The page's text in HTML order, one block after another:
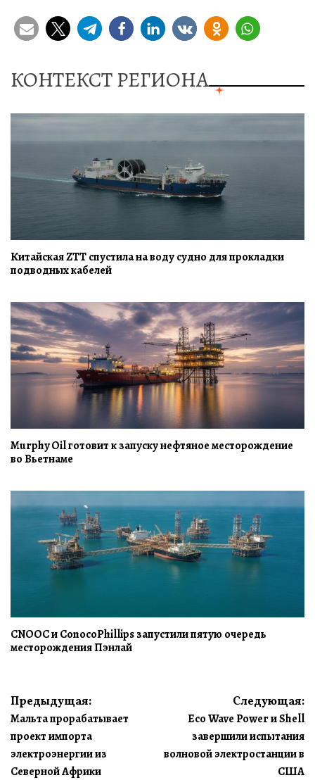
КОНТЕКСТ РЕГИОНА
Китайская ZTT спустила на воду судно для прокладки
подводных кабелей
Murphy Oil готовит к запуску нефтяное месторождение
во Вьетнаме
CNOOC и ConocoPhillips запустили пятую очередь
месторождения Пэнлай
Навигация
по
записям
Предыдущая:
Мальта прорабатывает
проект импорта
электроэнергии из
Северной Африки
Следующая:
Eco Wave Power и Shell
завершили испытания
волновой электростанции в
США